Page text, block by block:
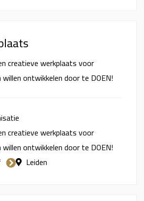
creatieve werkplaats voor
ontwikkelen door te DOEN!
creatieve werkplaats voor
ontwikkelen door te DOEN!
Leiden